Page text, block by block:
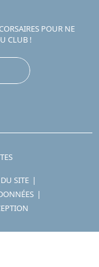
POUR NE
CLUB !
SITE |
|